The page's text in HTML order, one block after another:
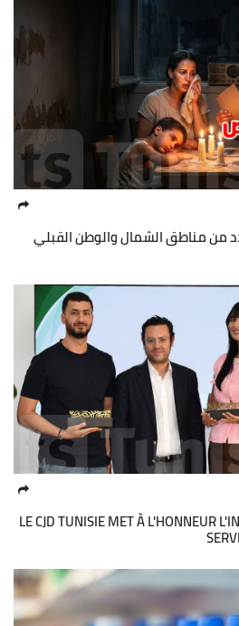
من مناطق الشمال والوطن القبلي
LE CJD TUNISIE MET À L'HONNEUR